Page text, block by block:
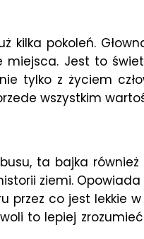
kilka pokoleń.
Jest to
tylko z życiem
wszystkim
ta bajka
ziemi.
co jest lekkie
to lepiej